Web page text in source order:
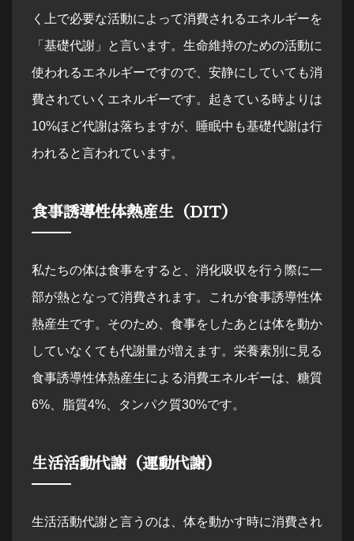
く上で必要な活動によって消費されるエネルギーを
「基礎代謝」と言います。生命維持のための活動に
使われるエネルギーですので、安静にしていても消
費されていくエネルギーです。起きている時よりは
10%ほど代謝は落ちますが、睡眠中も基礎代謝は行
われると言われています。
食事誘導性体熱産生（DIT）
私たちの体は食事をすると、消化吸収を行う際に一
部が熱となって消費されます。これが食事誘導性体
熱産生です。そのため、食事をしたあとは体を動か
していなくても代謝量が増えます。栄養素別に見る
食事誘導性体熱産生による消費エネルギーは、糖質
6%、脂質4%、タンパク質30%です。
生活活動代謝（運動代謝）
生活活動代謝と言うのは、体を動かす時に消費され